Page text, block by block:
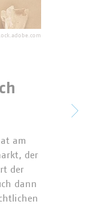
am
der
der
dann